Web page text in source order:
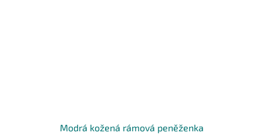
Modrá kožená rámová peněženka